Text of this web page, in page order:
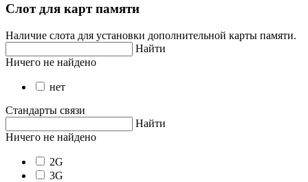
Слот для карт памяти
Наличие слота для установки дополнительной карты памяти.
Найти
Ничего не найдено
нет
Стандарты связи
Найти
Ничего не найдено
2G
3G